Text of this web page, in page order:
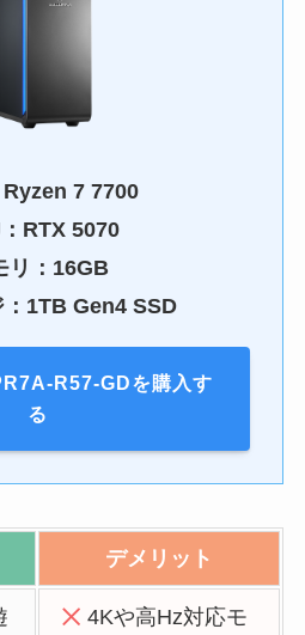
Ryzen 7 7700
RTX 5070
リ：16GB
：1TB Gen4 SSD
R57-GDを購入す
る
デメリット
4Kや高Hz対応モ